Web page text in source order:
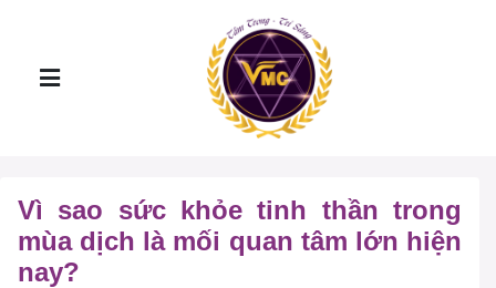
Vì sao sức khỏe tinh thần trong
mùa dịch là mối quan tâm lớn hiện
nay?